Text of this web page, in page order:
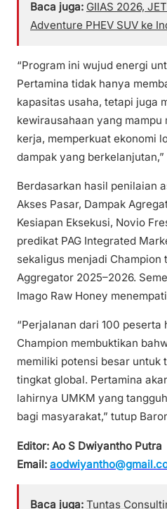
Baca juga: GIIAS 2026,
Adventure PHEV SUV ke
“Program ini wujud energi
Pertamina tidak hanya
kapasitas usaha, tetapi juga
kewirausahaan yang
kerja, memperkuat ekonomi
dampak yang
Berdasarkan hasil penilaian
Akses Pasar, Dampak
Kesiapan Eksekusi, Novio
predikat PAG Integrated
sekaligus menjadi
Aggregator 2025–2026.
Imago Raw Honey
“Perjalanan dari 100 peserta
Champion membuktikan
memiliki potensi besar untuk
tingkat global. Pertamina
lahirnya UMKM yang
bagi masyarakat,” tutup
Editor: Ao S Dwiyantho Putra
Email:
Baca juga: Tuntas